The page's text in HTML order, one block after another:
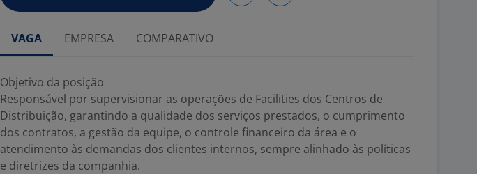
VAGA EMPRESA COMPARATIVO
Objetivo da posição
Responsável por supervisionar as operações de Facilities dos Centros de
Distribuição, garantindo a qualidade dos serviços prestados, o cumprimento
dos contratos, a gestão da equipe, o controle financeiro da área e o
atendimento às demandas dos clientes internos, sempre alinhado às políticas
e diretrizes da companhia.